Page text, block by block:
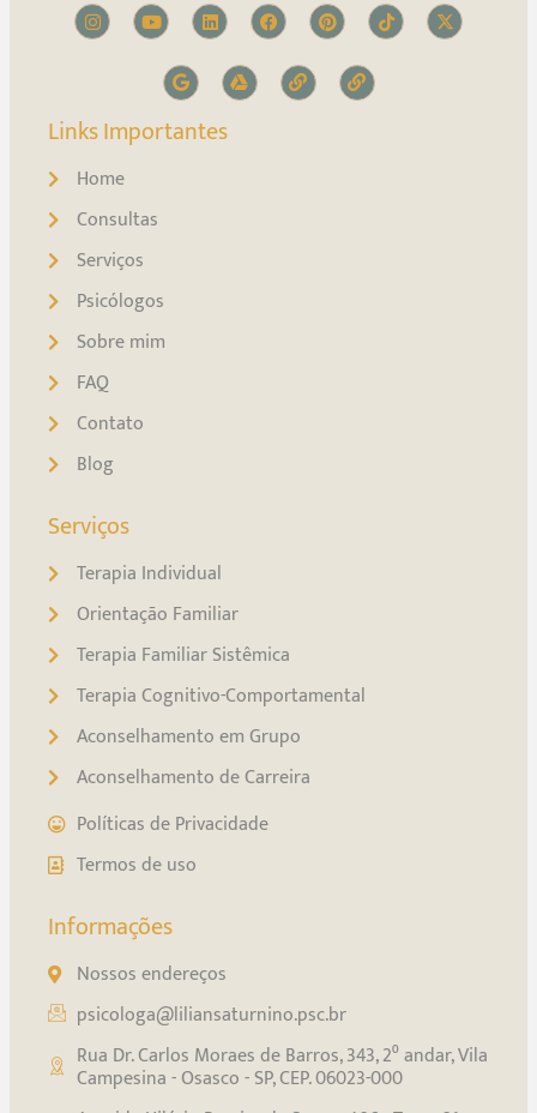
Links Importantes
Home
Consultas
Serviços
Psicólogos
Sobre mim
FAQ
Contato
Blog
Serviços
Terapia Individual
Orientação Familiar
Terapia Familiar Sistêmica
Terapia Cognitivo-Comportamental
Aconselhamento em Grupo
Aconselhamento de Carreira
Políticas de Privacidade
Termos de uso
Informações
Nossos endereços
psicologa@liliansaturnino.psc.br
Rua Dr. Carlos Moraes de Barros, 343, 2⁰ andar, Vila
Campesina - Osasco - SP, CEP. 06023-000